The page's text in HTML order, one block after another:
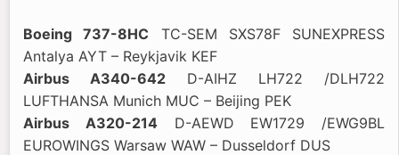
Boeing 737-8HC TC-SEM SXS78F SUNEXPRESS
Antalya AYT – Reykjavik KEF
Airbus A340-642 D-AIHZ LH722 /DLH722
LUFTHANSA Munich MUC – Beijing PEK
Airbus A320-214D-AEWD EW1729 /EWG9BL
EUROWINGS Warsaw WAW – Dusseldorf DUS